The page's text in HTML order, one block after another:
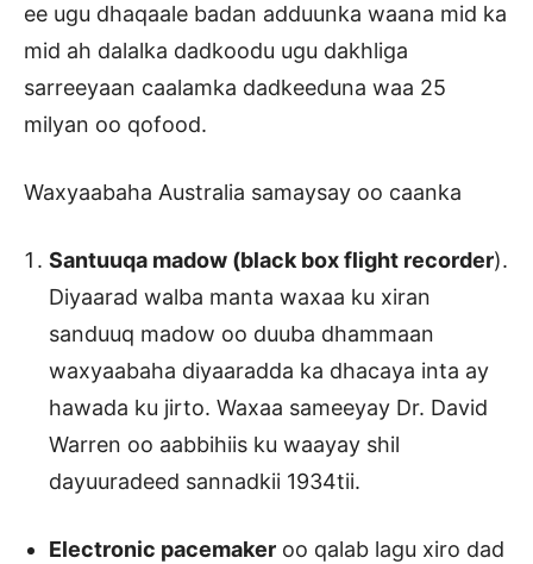
ee ugu dhaqaale badan adduunka waana mid ka
mid ah dalalka dadkoodu ugu dakhliga
sarreeyaan caalamka dadkeeduna waa 25
milyan oo qofood.
Waxyaabaha Australia samaysay oo caanka
Santuuqa madow (black box flight recorder).
Diyaarad walba manta waxaa ku xiran
sanduuq madow oo duuba dhammaan
waxyaabaha diyaaradda ka dhacaya inta ay
hawada ku jirto. Waxaa sameeyay Dr. David
Warren oo aabbihiis ku waayay shil
dayuuradeed sannadkii 1934tii.
Electronic pacemaker oo qalab lagu xiro dad